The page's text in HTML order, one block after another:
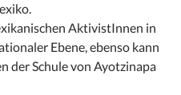
AktivistInnen in
Ebene, ebenso kann
der Schule von Ayotzinapa